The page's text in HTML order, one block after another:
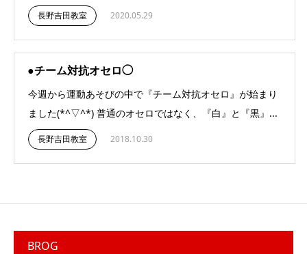
長野吉田教室 2020.05.29
●チーム対抗オセロ◯
今週から運動あそびの中で『チーム対抗オセロ』が始まり
ました(*^▽^*) 普通のオセロではなく、『白』と『黒』...
長野吉田教室 2018.10.30
BROG